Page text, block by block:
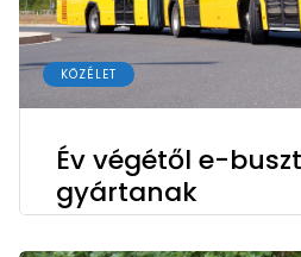
KÖZÉLET
Év végétől e-
gyártanak